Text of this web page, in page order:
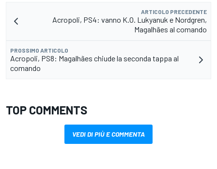
ARTICOLO PRECEDENTE
Acropoli, PS4: vanno K.O. Lukyanuk e Nordgren,
Magalhães al comando
PROSSIMO ARTICOLO
Acropoli, PS8: Magalhães chiude la seconda tappa al
comando
TOP COMMENTS
VEDI DI PIÙ E COMMENTA